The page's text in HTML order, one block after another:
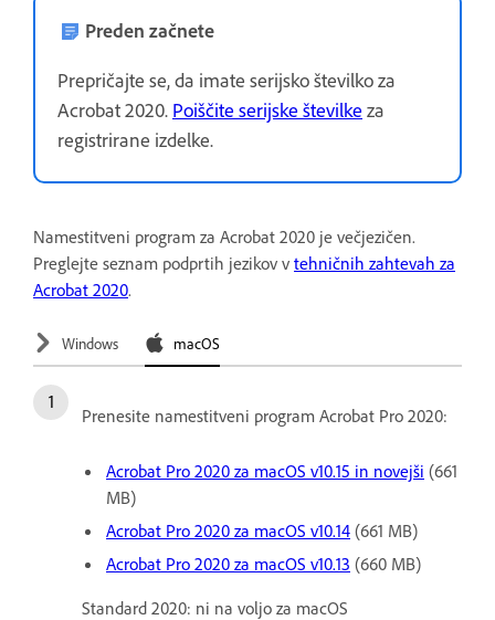
Preden začnete
Prepričajte se, da imate serijsko številko za
Acrobat 2020. Poiščite serijske številke za
registrirane izdelke.
Namestitveni program za Acrobat 2020 je večjezičen.
Preglejte seznam podprtih jezikov v tehničnih zahtevah za
Acrobat 2020.
Windows macOS
Prenesite namestitveni program Acrobat Pro 2020:
Acrobat Pro 2020 za macOS v10.15 in novejši (661
MB)
Acrobat Pro 2020 za macOS v10.14 (661 MB)
Acrobat Pro 2020 za macOS v10.13 (660 MB)
Standard 2020: ni na voljo za macOS